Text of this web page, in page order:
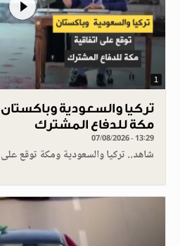
1
تركيا والسعودية وباكستان
مكة للدفاع المشترك
07/08/2026 - 13:29
شاهد.. تركيا والسعودية ومكة توقع